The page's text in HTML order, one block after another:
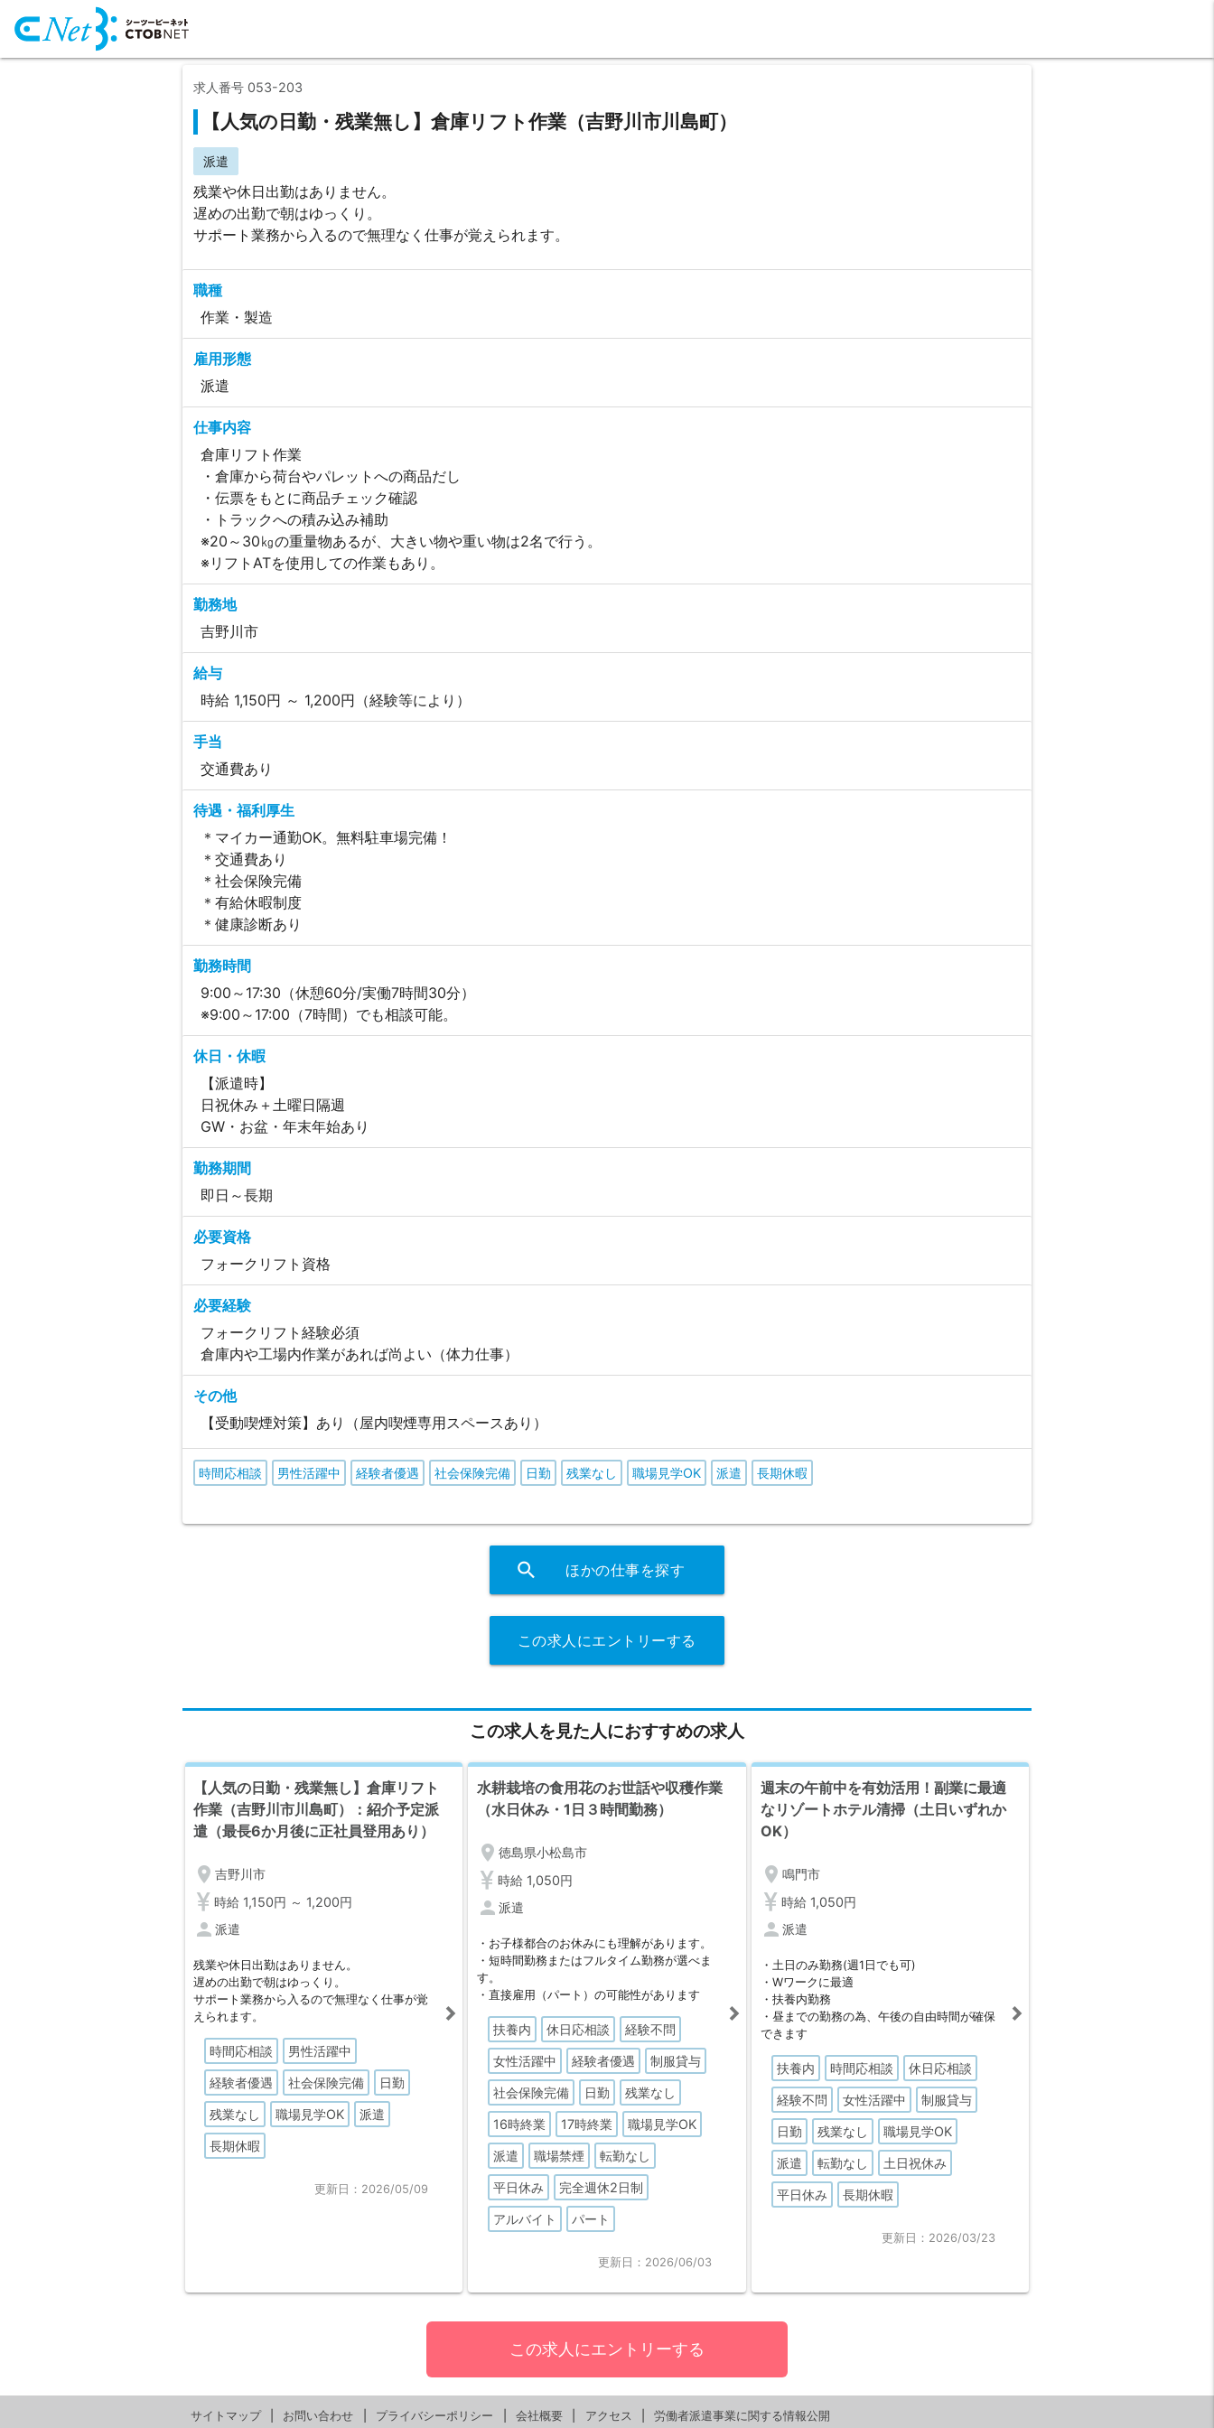
求人番号 053-203
【人気の日勤・残業無し】倉庫リフト作業（吉野川市川島町）
派遣
残業や休日出勤はありません。
遅めの出勤で朝はゆっくり。
サポート業務から入るので無理なく仕事が覚えられます。
職種
作業・製造
雇用形態
派遣
仕事内容
倉庫リフト作業
・倉庫から荷台やパレットへの商品だし
・伝票をもとに商品チェック確認
・トラックへの積み込み補助
※20～30㎏の重量物あるが、大きい物や重い物は2名で行う。
※リフトATを使用しての作業もあり。
勤務地
吉野川市
給与
時給 1,150円 ～ 1,200円（経験等により）
手当
交通費あり
待遇・福利厚生
＊マイカー通勤OK。無料駐車場完備！
＊交通費あり
＊社会保険完備
＊有給休暇制度
＊健康診断あり
勤務時間
9:00～17:30（休憩60分/実働7時間30分）
※9:00～17:00（7時間）でも相談可能。
休日・休暇
【派遣時】
日祝休み＋土曜日隔週
GW・お盆・年末年始あり
勤務期間
即日～長期
必要資格
フォークリフト資格
必要経験
フォークリフト経験必須
倉庫内や工場内作業があれば尚よい（体力仕事）
その他
【受動喫煙対策】あり（屋内喫煙専用スペースあり）
時間応相談 男性活躍中 経験者優遇 社会保険完備 日勤 残業なし 職場見学OK 派遣 長期休暇
ほかの仕事を探す
search
この求人にエントリーする
この求人を見た人におすすめの求人
【人気の日勤・残業無し】倉庫リフト
作業（吉野川市川島町）：紹介予定派
遣（最長6か月後に正社員登用あり）
location_on吉野川市
時給 1,150円 ～ 1,200円
person派遣
残業や休日出勤はありません。
遅めの出勤で朝はゆっくり。
サポート業務から入るので無理なく仕事が覚
えられます。
時間応相談 男性活躍中
経験者優遇 社会保険完備 日勤
残業なし 職場見学OK 派遣
長期休暇
更新日：2026/05/09
水耕栽培の食用花のお世話や収穫作業
（水日休み・1日３時間勤務）
location_on 徳島県小松島市
時給 1,050円
person 派遣
・お子様都合のお休みにも理解があります。
・短時間勤務またはフルタイム勤務が選べま
す。
・直接雇用（パート）の可能性があります
扶養内 休日応相談 経験不問
女性活躍中 経験者優遇 制服貸与
社会保険完備 日勤 残業なし
16時終業 17時終業 職場見学OK
派遣 職場禁煙 転勤なし
平日休み 完全週休2日制
アルバイト パート
更新日：2026/06/03
週末の午前中を有効活用！副業に最適
なリゾートホテル清掃（土日いずれか
OK）
location_on 鳴門市
時給 1,050円
person 派遣
・土日のみ勤務(週1日でも可)
・Wワークに最適
・扶養内勤務
・昼までの勤務の為、午後の自由時間が確保
できます
扶養内 時間応相談 休日応相談
経験不問 女性活躍中 制服貸与
日勤 残業なし 職場見学OK
派遣 転勤なし 土日祝休み
平日休み 長期休暇
更新日：2026/03/23
この求人にエントリーする
サイトマップ お問い合わせ プライバシーポリシー 会社概要 アクセス 労働者派遣事業に関する情報公開